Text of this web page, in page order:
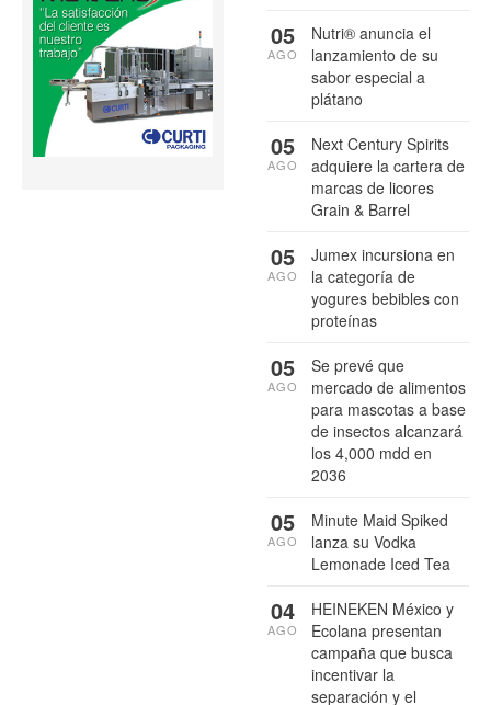
Nutri® anuncia el
lanzamiento de su
sabor especial a
plátano
05
AGO
Next Century Spirits
adquiere la cartera de
marcas de licores
Grain & Barrel
05
AGO
Jumex incursiona en
la categoría de
yogures bebibles con
proteínas
05
AGO
Se prevé que
mercado de alimentos
para mascotas a base
de insectos alcanzará
los 4,000 mdd en
2036
05
AGO
Minute Maid Spiked
lanza su Vodka
Lemonade Iced Tea
05
AGO
HEINEKEN México y
Ecolana presentan
campaña que busca
incentivar la
separación y el
04
AGO